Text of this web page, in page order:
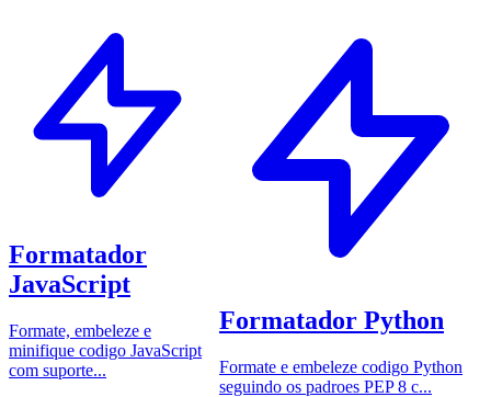
Formatador
JavaScript
Formate, embeleze e
minifique codigo JavaScript
com suporte...
Formatador Python
Formate e embeleze codigo Python
seguindo os padroes PEP 8 c...